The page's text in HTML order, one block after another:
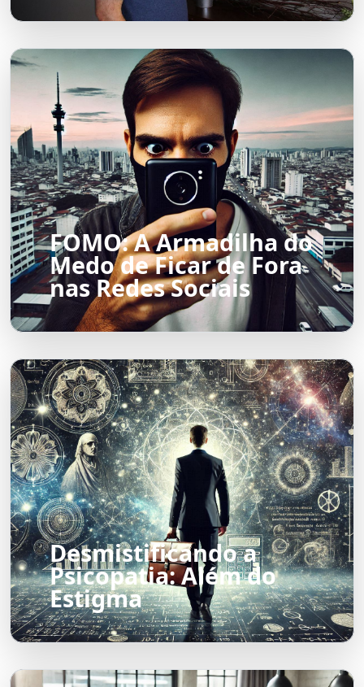
FOMO: A Armadilha do
Medo de Ficar de Fora
nas Redes Sociais
Desmistificando a
Psicopatia: Além do
Estigma